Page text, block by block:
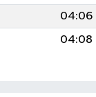
04:06
04:08